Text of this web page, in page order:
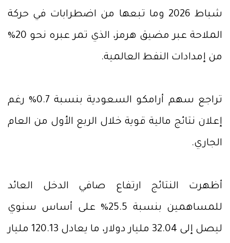
شباط 2026 وما تبعها من اضطرابات في حركة
الملاحة عبر مضيق هرمز، الذي تمر عبره نحو 20%
من إمدادات النفط العالمية.
تراجع سهم أرامكو السعودية بنسبة 0.7% رغم
إعلان نتائج مالية قوية خلال الربع الأول من العام
الجاري.
أظهرت النتائج ارتفاع صافي الدخل العائد
للمساهمين بنسبة 25.5% على أساس سنوي
ليصل إلى 32.04 مليار دولار، ما يعادل 120.13 مليار